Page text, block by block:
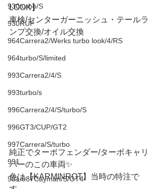
930turbo/S
930RUF
964Carrera2/Werks turbo look/4/RS
964turbo/S/limited
993Carrera2/4/S
993turbo/s
996Carrera2/4/S/turbo/S
996GT3/CUP/GT2
997Carrera/S/turbo
991
981/987Cayman/S/GT4
LOOK】
車検/センターガーニッシュ・テールラ
ンプ交換/オイル交換
純正でターボフェンダー/ターボキャリ
パーのこの車両✨
色は【KARMINROT】当時の特注で